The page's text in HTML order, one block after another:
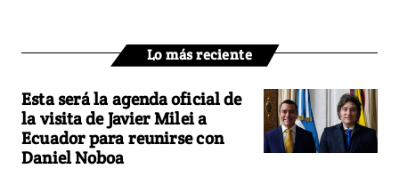
Lo más reciente
Esta será la agenda oficial de
la visita de Javier Milei a
Ecuador para reunirse con
Daniel Noboa